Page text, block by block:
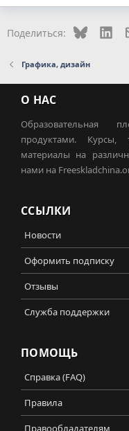
Поделиться: Bluesky
Графика, дизайн
О НАС
Образовательная
продуктами. Курсы,
материалы на
нами на
ССЫЛКИ
Новости
Оформить подписку
Отзывы
Служба поддержки
ПОМОЩЬ
Справка (FAQ)
Правила
Правообладателям